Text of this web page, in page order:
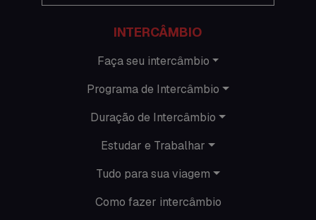
Informações gerais
Intercâmbio de férias
Minhas histórias na Austrália
Nova Zelândia
O que acontece na AC
INTERCÂMBIO
Faça seu intercâmbio
Programa de Intercâmbio
Duração de Intercâmbio
Estudar e Trabalhar
Tudo para sua viagem
Como fazer intercâmbio